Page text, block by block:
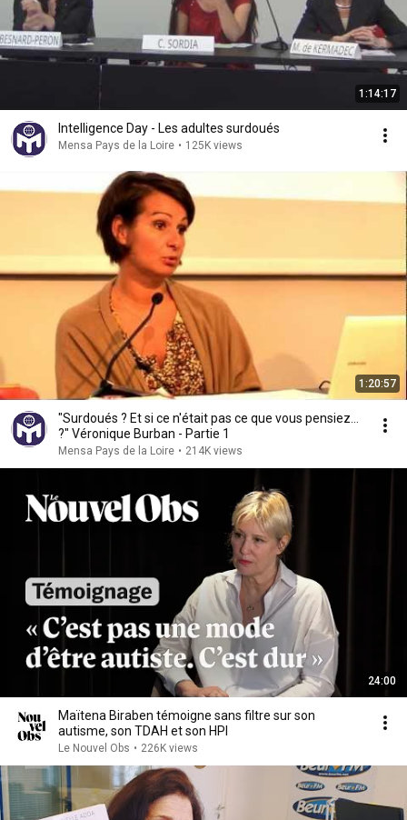
1:14:17
Intelligence Day - Les adultes surdoués
Mensa Pays de la Loire • 125K views
1:20:57
"Surdoués ? Et si ce n'était pas ce que vous pensiez...
?" Véronique Burban - Partie 1
Mensa Pays de la Loire • 214K views
24:00
Maïtena Biraben témoigne sans filtre sur son
autisme, son TDAH et son HPI
Le Nouvel Obs • 226K views